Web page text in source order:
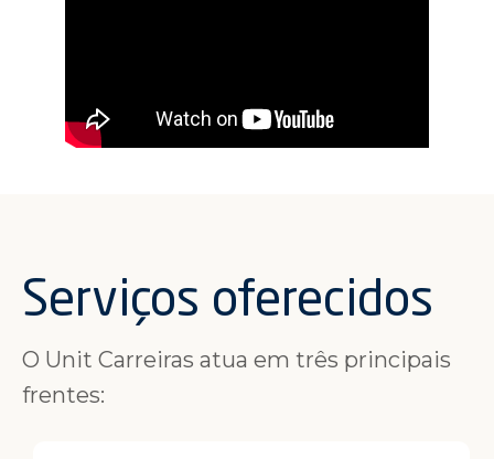
Serviços oferecidos
O Unit Carreiras atua em três principais
frentes: